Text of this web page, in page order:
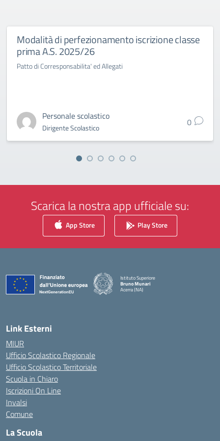
Modalità di perfezionamento iscrizione classe
prima A.S. 2025/26
Patto di Corresponsabilita' ed Allegati
Personale scolastico
Dirigente Scolastico 0
Scarica la nostra app ufficiale su:
App Store Play Store
Istituto Superiore
Bruno Munari
Acerra (NA)
Link Esterni
MIUR
Ufficio Scolastico Regionale
Ufficio Scolastico Territoriale
Scuola in Chiaro
Iscrizioni On Line
Invalsi
Comune
La Scuola